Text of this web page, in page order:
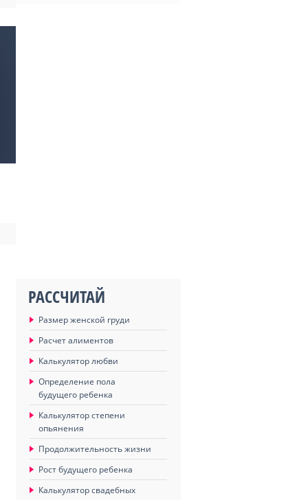
РАССЧИТАЙ
Размер женской груди
Расчет алиментов
Калькулятор любви
Определение пола
будущего ребенка
Калькулятор степени
опьянения
Продолжительность жизни
Рост будущего ребенка
Калькулятор свадебных